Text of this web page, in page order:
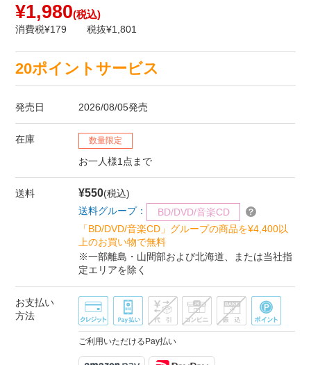
¥1,980(税込)
消費税¥179 税抜¥1,801
20ポイントサービス
発売日 2026/08/05発売
在庫 数量限定
お一人様1点まで
送料 ¥550(税込)
送料グループ：
BD/DVD/音楽CD
「BD/DVD/音楽CD」グループの商品を¥4,400以
上のお買い物で無料
※一部離島・山間部および北海道、または当社指
定エリアを除く
お支払い
方法
ご利用いただけるPay払い